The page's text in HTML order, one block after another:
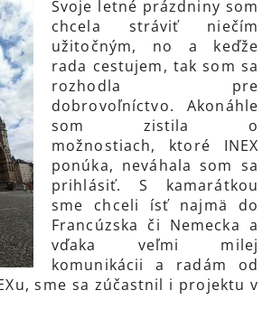
Svoje letné prázdniny som
chcela stráviť niečím
užitočným, no a keďže
rada cestujem, tak som sa
rozhodla pre
dobrovoľníctvo. Akonáhle
som zistila o
možnostiach, ktoré INEX
ponúka, neváhala som sa
prihlásiť. S kamarátkou
sme chceli ísť najmä do
Francúzska či Nemecka a
vďaka veľmi milej
komunikácii a radám od
sme sa zúčastnil i projektu v